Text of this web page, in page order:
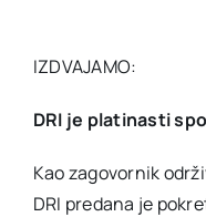
IZDVAJAMO:
DRI je platinasti
Kao zagovornik
DRI predana je